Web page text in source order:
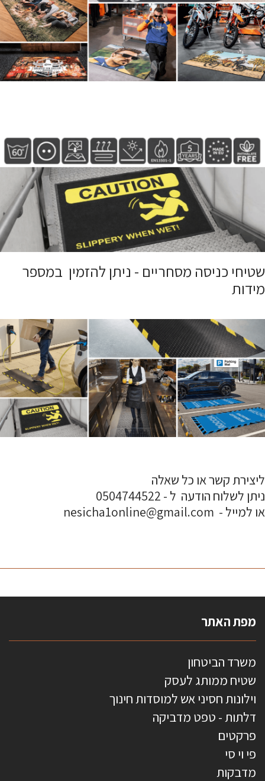
שטיחי כניסה מסחריים - ניתן להזמין במספר
מידות
ליצירת קשר או כל שאלה
ניתן לשלוח הודעה ל - 0504744522
או למייל - nesicha1online@gmail.com
מפת האתר
משרד הביטחון
שטיח ממותג לעסק
וילונות חסיני אש למוסדות חינוך
דלתות - טפט מדביקה
פרקטים
פי וי סי
מדבקות